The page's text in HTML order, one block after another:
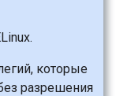
которые
разрешения